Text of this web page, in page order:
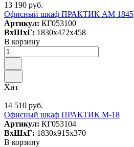
13 190 руб.
Офисный шкаф ПРАКТИК AM 1845
Артикул: КГ053100
ВxШxГ: 1830x472x458
В корзину
Хит
14 510 руб.
Офисный шкаф ПРАКТИК M-18
Артикул: КГ053104
ВxШxГ: 1830x915x370
В корзину